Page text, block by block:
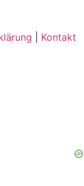
Kontakt